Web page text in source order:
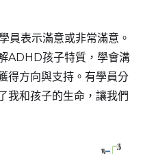
員表示滿意或非常滿意。
ADHD孩子特質，學會溝
得方向與支持。有學員分
我和孩子的生命，讓我們